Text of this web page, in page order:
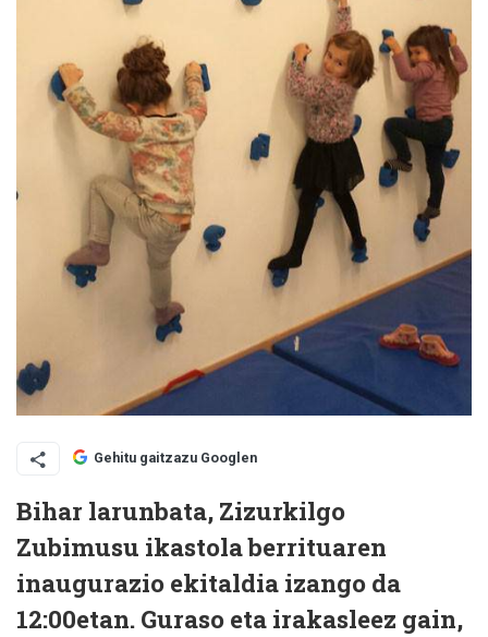
Gehitu gaitzazu Googlen
Bihar larunbata, Zizurkilgo
Zubimusu ikastola berrituaren
inaugurazio ekitaldia izango da
12:00etan. Guraso eta irakasleez gain,